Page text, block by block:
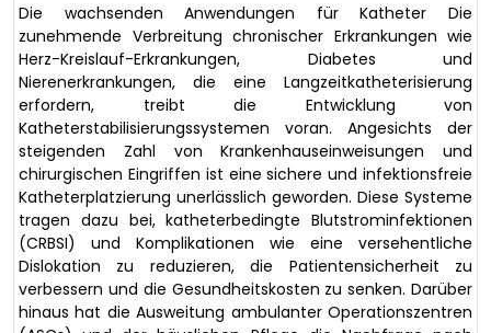
Die wachsenden Anwendungen für Katheter Die
zunehmende Verbreitung chronischer Erkrankungen wie
Herz-Kreislauf-Erkrankungen, Diabetes und
Nierenerkrankungen, die eine Langzeitkatheterisierung
erfordern, treibt die Entwicklung von
Katheterstabilisierungssystemen voran. Angesichts der
steigenden Zahl von Krankenhauseinweisungen und
chirurgischen Eingriffen ist eine sichere und infektionsfreie
Katheterplatzierung unerlässlich geworden. Diese Systeme
tragen dazu bei, katheterbedingte Blutstrominfektionen
(CRBSI) und Komplikationen wie eine versehentliche
Dislokation zu reduzieren, die Patientensicherheit zu
verbessern und die Gesundheitskosten zu senken. Darüber
hinaus hat die Ausweitung ambulanter Operationszentren